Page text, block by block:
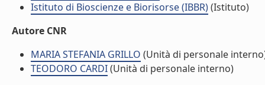
Istituto di Bioscienze e Biorisorse (IBBR)(Istituto)
Autore CNR
MARIA STEFANIA GRILLO (Unità di personale
TEODORO CARDI(Unità di personale interno)